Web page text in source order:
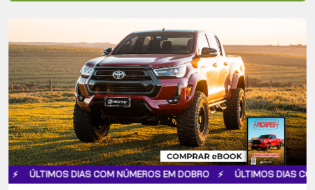
DIAS COM NÚMEROS EM DOBRO ÚLTIMOS DIAS COM NÚMEROS